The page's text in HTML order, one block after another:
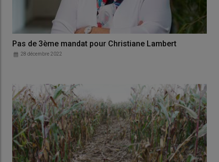
Pas de 3ème mandat pour Christiane Lambert
28 décembre 2022